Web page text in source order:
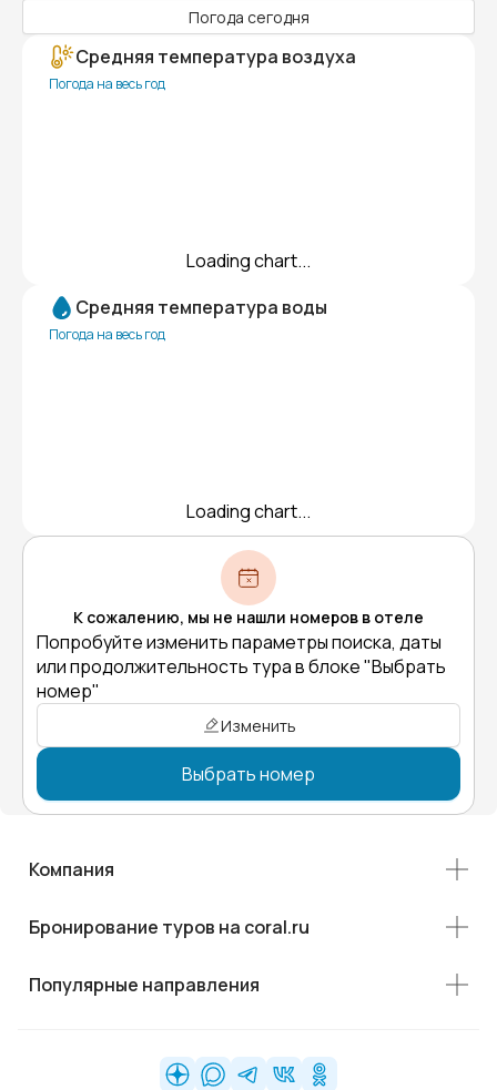
Погода сегодня
Средняя температура воздуха
Погода на весь год
Loading chart...
Средняя температура воды
Погода на весь год
Loading chart...
К сожалению, мы не нашли номеров в отеле
Попробуйте изменить параметры поиска, даты
или продолжительность тура в блоке "Выбрать
номер"
Изменить
Выбрать номер
Компания
Бронирование туров на coral.ru
Популярные направления